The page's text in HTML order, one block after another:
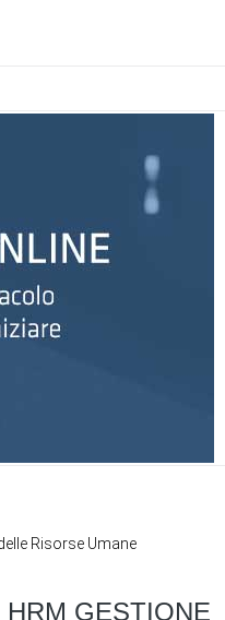
Risorse Umane
GESTIONE